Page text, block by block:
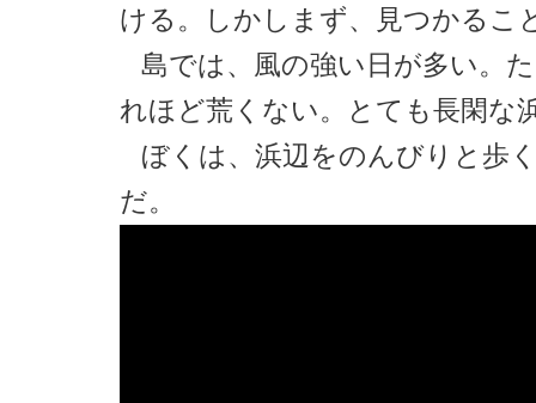
ける。しかしまず、見つかるこ
島では、風の強い日が多い。
れほど荒くない。とても長閑な
ぼくは、浜辺をのんびりと歩
だ。